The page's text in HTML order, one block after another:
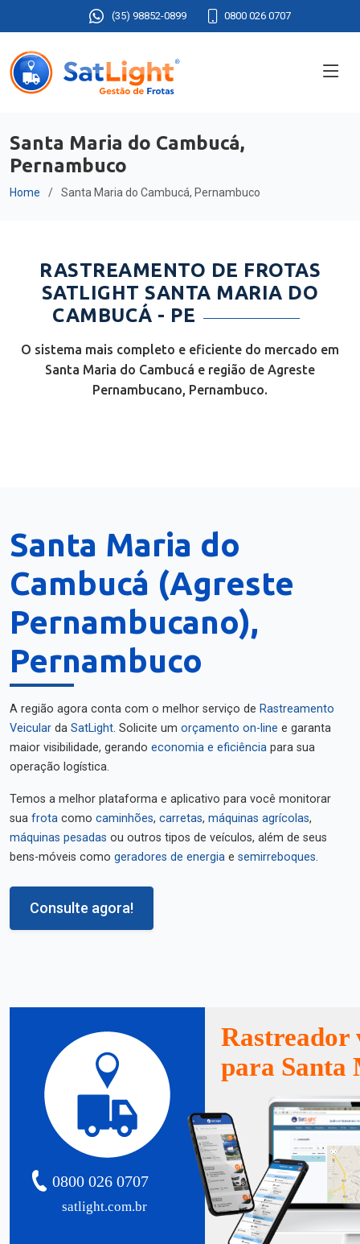
(35) 98852-0899 0800 026 0707
Santa Maria do Cambucá,
Pernambuco
Home Santa Maria do Cambucá, Pernambuco
RASTREAMENTO DE FROTAS
SATLIGHT SANTA MARIA DO
CAMBUCÁ - PE
O sistema mais completo e eficiente do mercado em
Santa Maria do Cambucá e região de Agreste
Pernambucano, Pernambuco.
Santa Maria do
Cambucá (Agreste
Pernambucano),
Pernambuco
A região agora conta com o melhor serviço de Rastreamento
Veicular da SatLight. Solicite um orçamento on-line e garanta
maior visibilidade, gerando economia e eficiência para sua
operação logística.
Temos a melhor plataforma e aplicativo para você monitorar
sua frota como caminhões, carretas, máquinas agrícolas,
máquinas pesadas ou outros tipos de veículos, além de seus
bens-móveis como geradores de energia e semirreboques.
Consulte agora!
satlight.com.br
0800 026 0707
Rastreador
para Santa